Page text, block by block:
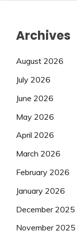
Archives
August 2026
July 2026
June 2026
May 2026
April 2026
March 2026
February 2026
January 2026
December 2025
November 2025